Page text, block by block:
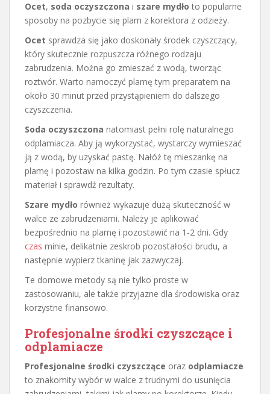
Ocet, soda oczyszczona i szare mydło to popularne
sposoby na pozbycie się plam z korektora z odzieży.
Ocet sprawdza się jako doskonały środek czyszczący,
który skutecznie rozpuszcza różnego rodzaju
zabrudzenia. Można go zmieszać z wodą, tworząc
roztwór. Warto namoczyć plamę tym preparatem na
około 30 minut przed przystąpieniem do dalszego
czyszczenia.
Soda oczyszczona natomiast pełni rolę naturalnego
odplamiacza. Aby ją wykorzystać, wystarczy wymieszać
ją z wodą, by uzyskać pastę. Nałóż tę mieszankę na
plamę i pozostaw na kilka godzin. Po tym czasie spłucz
materiał i sprawdź rezultaty.
Szare mydło również wykazuje dużą skuteczność w
walce ze zabrudzeniami. Należy je aplikować
bezpośrednio na plamę i pozostawić na 1-2 dni. Gdy
czas minie, delikatnie zeskrob pozostałości brudu, a
następnie wypierz tkaninę jak zazwyczaj.
Te domowe metody są nie tylko proste w
zastosowaniu, ale także przyjazne dla środowiska oraz
korzystne finansowo.
Profesjonalne środki czyszczące i
odplamiacze
Profesjonalne środki czyszczące oraz odplamiacze
to znakomity wybór w walce z trudnymi do usunięcia